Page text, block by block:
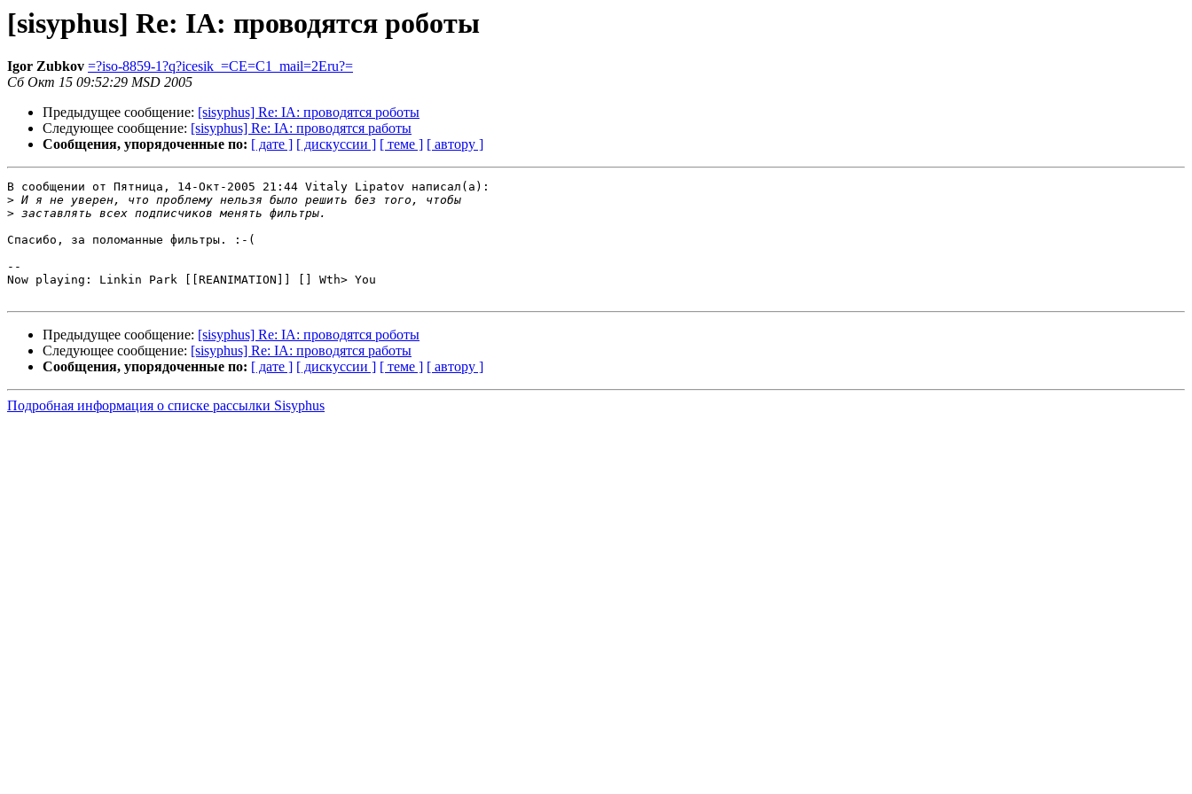
[sisyphus] Re: IA: проводятся роботы
Igor Zubkov =?iso-8859-1?q?icesik_=CE=C1_mail=2Eru?=
Сб Окт 15 09:52:29 MSD 2005
Предыдущее сообщение: [sisyphus] Re: IA: проводятся роботы
Следующее сообщение: [sisyphus] Re: IA: проводятся работы
Сообщения, упорядоченные по: [ дате ] [ дискуссии ] [ теме ] [ автору ]
В сообщении от Пятница, 14-Окт-2005 21:44 Vitaly Lipatov написал(a):
>
>
Спасибо, за поломанные фильтры. :-(
--
Now playing: Linkin Park [[REANIMATION]] [] Wth> You
Предыдущее сообщение: [sisyphus] Re: IA: проводятся роботы
Следующее сообщение: [sisyphus] Re: IA: проводятся работы
Сообщения, упорядоченные по: [ дате ] [ дискуссии ] [ теме ] [ автору ]
Подробная информация о списке рассылки Sisyphus